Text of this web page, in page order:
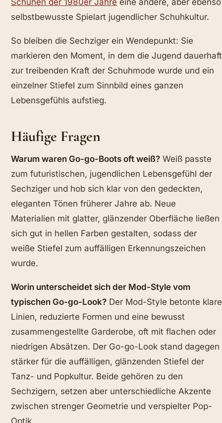
selbstbewusste Spielart jugendlicher Schuhkultur.
So bleiben die Sechziger ein Wendepunkt: Sie
markieren den Moment, in dem die Jugend dauerhaft
zur treibenden Kraft der Schuhmode wurde und ein
einzelner Stiefel zum Sinnbild eines ganzen
Lebensgefühls aufstieg.
Häufige Fragen
Warum waren Go-go-Boots oft weiß? Weiß passte
zum futuristischen, jugendlichen Lebensgefühl der
Sechziger und hob sich klar von den gedeckten,
eleganten Tönen früherer Jahre ab. Neue
Materialien mit glatter, glänzender Oberfläche ließen
sich gut in hellen Farben gestalten, sodass der
weiße Stiefel zum auffälligen Erkennungszeichen
wurde.
Worin unterscheidet sich der Mod-Style vom
typischen Go-go-Look? Der Mod-Style betonte klare
Linien, reduzierte Formen und eine bewusst
zusammengestellte Garderobe, oft mit flachen oder
niedrigen Absätzen. Der Go-go-Look stand dagegen
stärker für die auffälligen, glänzenden Stiefel der
Tanz- und Popkultur. Beide gehören zu den
Sechzigern, setzen aber unterschiedliche Akzente
zwischen strenger Geometrie und verspielter Pop-
Optik.